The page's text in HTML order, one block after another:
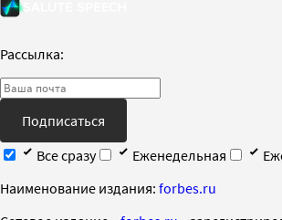
Рассылка:
Подписаться
Все сразу
Еженедельная
Наименование издания: forbes.ru